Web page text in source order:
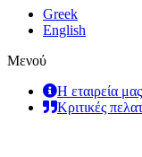
Greek
English
Μενού
Η εταιρεία μας
Κριτικές